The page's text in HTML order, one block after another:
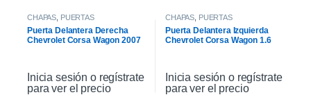
CHAPAS, PUERTAS
Puerta Delantera Derecha
Chevrolet Corsa Wagon 2007
Inicia sesión o regístrate
para ver el precio
CHAPAS, PUERTAS
Puerta Delantera Izquierda
Chevrolet Corsa Wagon 1.6
Inicia sesión o regístrate
para ver el precio